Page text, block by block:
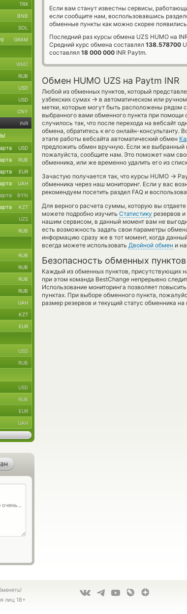
Если вам станут известны сервисы,
если сообщите нам, воспользовавшись
обменные пункты как можно скорее
Последний раз курсы обмена UZS HUMO на
Средний курс обмена составлял 138.578700
составлял 18 000 000 INR Paytm.
Обмен HUMO UZS на Paytm INR
Любой из обменных пунктов, который
узбекских сумах → в автоматическом или
метки, которые могут быть расположены рядом
выбранного вами обменного пункта при
случилось так, что после перехода на вебсайт
обмена, обратитесь к его онлайн-
этапе работы вебсайта автоматический обмен
предложить обмен вручную. Если же выбранный
пожалуйста, сообщите нам. Это поможет нам
обменника, или же временно удалить его из
Зачастую получается так, что курсы HUMO →
обменника через наш мониторинг. Если у вас
рекомендуем посетить раздел FAQ и
Для верного расчета суммы, которую вы
можете подробно изучить Статистику резервов
нашим сервисом, в данный момент вам не
есть возможность задать свои параметры
информацию сразу же в тот момент, когда
всегда можете использовать Двойной обмен и
Безопасность обменных пунктов
Каждый из обменных пунктов, присутствующих
при этом команда BestChange непрерывно
Использование мониторинга позволяет
пунктах. При выборе обменного пункта,
размер резервов и текущий статус обменника
TRX
BNB
SOL
GRAM
WMZ
RUB
USD
USD
CNY
INR
USD
RUB
EUR
UAH
BYN
KZT
UZS
RUB
RUB
RUB
RUB
RUB
UAH
KZT
EUR
USD
RUB
USD
RUB
EUR
UAH
лиц 18+